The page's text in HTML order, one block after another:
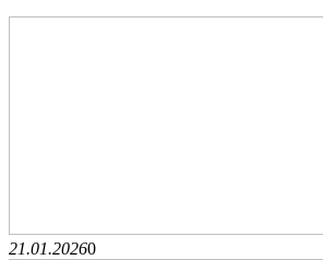
21.01.20260